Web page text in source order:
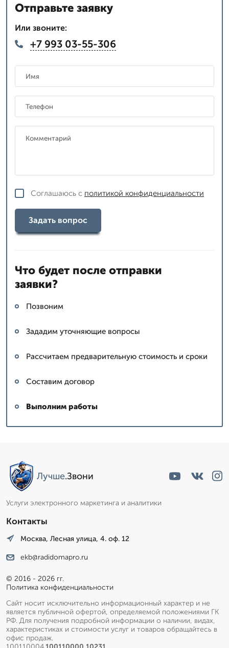
Отправьте заявку
Или звоните:
+7 993 03-55-306
Соглашаюсь с политикой конфиденциальности
Задать вопрос
Что будет после отправки
заявки?
Позвоним
Зададим уточняющие вопросы
Рассчитаем предварительную стоимость и сроки
Составим договор
Выполним работы
Лучше.Звони
Услуги электронного маркетинга и аналитики
Контакты
Москва, Лесная улица, 4. оф. 12
ekb@radidomapro.ru
© 2016 - 2026 гг.
Политика конфиденциальности
Сайт носит исключительно информационный характер и не
является публичной офертой, определяемой положениями ГК
РФ. Для получения подробной информации о наличии, видах,
характеристиках и стоимости услуг и товаров обращайтесь в
офис продаж.